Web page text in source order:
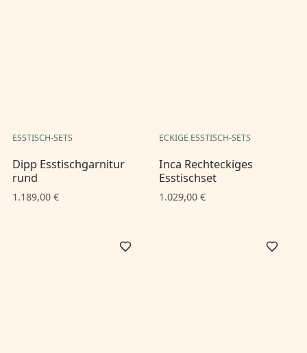
ESSTISCH-SETS
Dipp Esstischgarnitur
rund
1.189,00 €
ECKIGE ESSTISCH-SETS
Inca Rechteckiges
Esstischset
1.029,00 €